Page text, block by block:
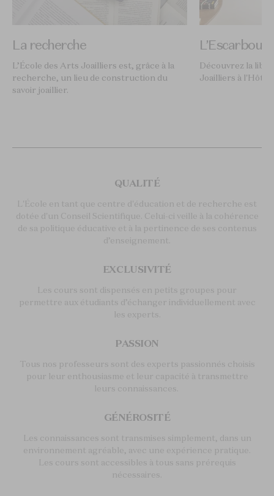
La recherche
L’École des Arts Joailliers est, grâce à la
recherche, un lieu de construction du
savoir joaillier.
Découvrez la
Joailliers à
QUALITÉ
L'École en tant que centre d'éducation et de recherche est
dotée d'un Conseil Scientifique. Celui-ci veille à la cohérence
de sa politique éducative et à la pertinence de ses contenus
d’enseignement.
EXCLUSIVITÉ
Les cours sont dispensés en petits groupes pour
permettre aux étudiants d’échanger individuellement avec
les experts.
PASSION
Tous nos professeurs sont des experts passionnés choisis
pour leur enthousiasme et leur capacité à transmettre
leurs connaissances.
GÉNÉROSITÉ
Les connaissances sont transmises simplement, dans un
environnement agréable, avec une expérience pratique.
Les cours sont accessibles à tous sans prérequis
nécessaires.